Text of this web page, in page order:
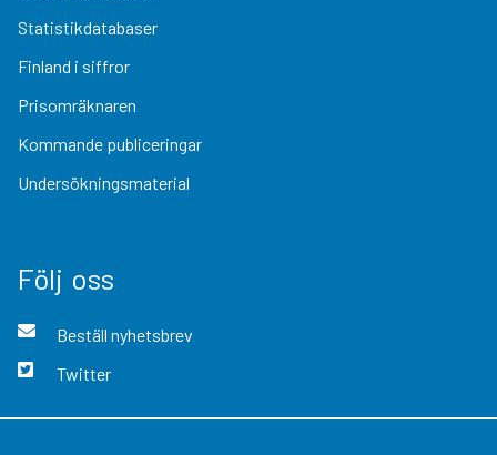
Statistikdatabaser
Finland i siffror
Prisomräknaren
Kommande publiceringar
Undersökningsmaterial
Följ oss
Beställ nyhetsbrev
Twitter